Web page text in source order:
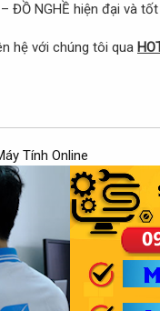
ĐỒ NGHỀ hiện đại và
hệ với chúng tôi qua
Tính Online